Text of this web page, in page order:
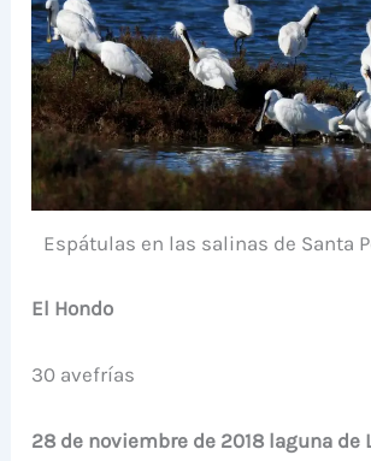
Espátulas en las salinas de Santa
El Hondo
30 avefrías
28 de noviembre de 2018 laguna de